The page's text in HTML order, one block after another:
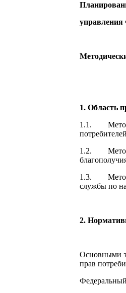
управления
1. Область
1.1.
1.2.
1.3.
службы по
2.
Основными
прав